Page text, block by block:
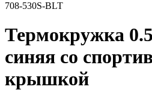
708-530S-BLT
Термокружка
синяя со
крышкой